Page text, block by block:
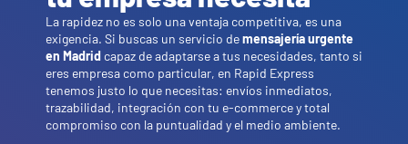
La rapidez no es solo una ventaja competitiva, es una
exigencia. Si buscas un servicio demensajería urgente
en Madrid capaz de adaptarse a tus necesidades, tanto si
eres empresa como particular, en Rapid Express
tenemos justo lo que necesitas: envíos inmediatos,
trazabilidad, integración con tu e-commerce y total
compromiso con la puntualidad y el medio ambiente.